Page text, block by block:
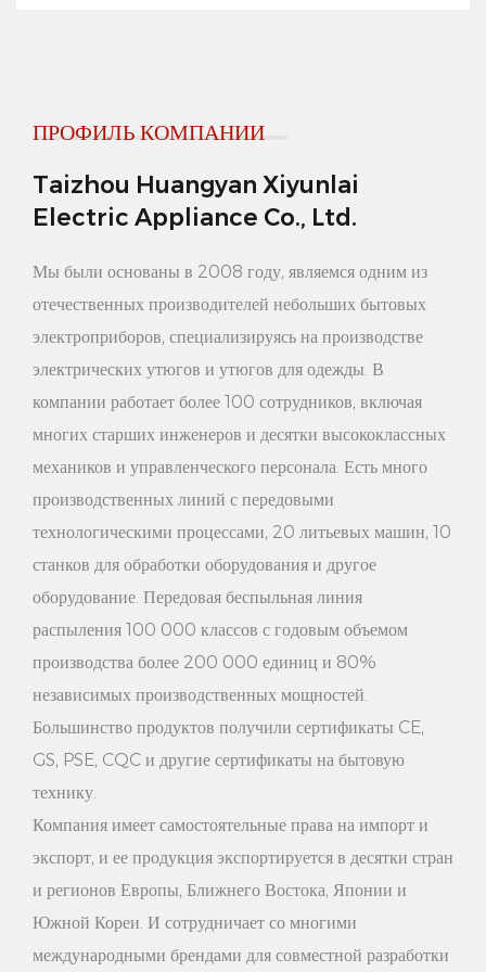
различные материалы из массива дерева, цвета и размеры в
соответствии с вашими потребностями и предпочтениями,
чтобы создать свою собственную персонализированную
Преимущества продукта:
1. Надежное качество: эта вешалка изготовлена ​​из массива
дерева и металлических крючков, что обеспечивает
надежное качество продукта. Материал из массива дерева
металлический крючок обладает хорошей несущей
способностью, что делает вешалку более стабильной и
надежной во время использования.
2. Высокая долговечность: сочетание цельного дерева и
Материал из массива дерева нелегко носить, а
металлический крючок специально обработан и не ржавеет,
что продлевает срок службы вешалки.
3. Высокая практичность: дизайн этой вешалки простой и
но и практичные. Металлический крючок обладает высокой
несущей способностью и может использоваться для
загрузки более тяжелой одежды для удовлетворения ваших
ПРОФИЛЬ КОМПАНИИ
Taizhou Huangyan Xiyunlai
Electric Appliance Co., Ltd.
Мы были основаны в 2008 году, являемся одним из
отечественных производителей небольших бытовых
электроприборов, специализируясь на производстве
электрических утюгов и утюгов для одежды. В
компании работает более 100 сотрудников, включая
многих старших инженеров и десятки высококлассных
механиков и управленческого персонала. Есть много
производственных линий с передовыми
технологическими процессами, 20 литьевых машин, 10
станков для обработки оборудования и другое
оборудование. Передовая беспыльная линия
распыления 100 000 классов с годовым объемом
производства более 200 000 единиц и 80%
независимых производственных мощностей.
Большинство продуктов получили сертификаты CE,
GS, PSE, CQC и другие сертификаты на бытовую
технику.
Компания имеет самостоятельные права на импорт и
экспорт, и ее продукция экспортируется в десятки стран
и регионов Европы, Ближнего Востока, Японии и
Южной Кореи. И сотрудничает со многими
международными брендами для совместной разработки